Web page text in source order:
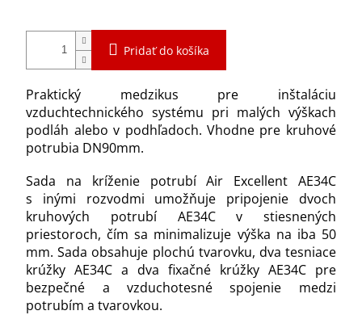
Pridať do košíka
Praktický medzikus pre inštaláciu
vzduchtechnického systému pri malých výškach
podláh alebo v podhľadoch. Vhodne pre kruhové
potrubia DN90mm.
Sada na kríženie potrubí Air Excellent AE34C
s inými rozvodmi umožňuje pripojenie dvoch
kruhových potrubí AE34C v stiesnených
priestoroch, čím sa minimalizuje výška na iba 50
mm. Sada obsahuje plochú tvarovku, dva tesniace
krúžky AE34C a dva fixačné krúžky AE34C pre
bezpečné a vzduchotesné spojenie medzi
potrubím a tvarovkou.